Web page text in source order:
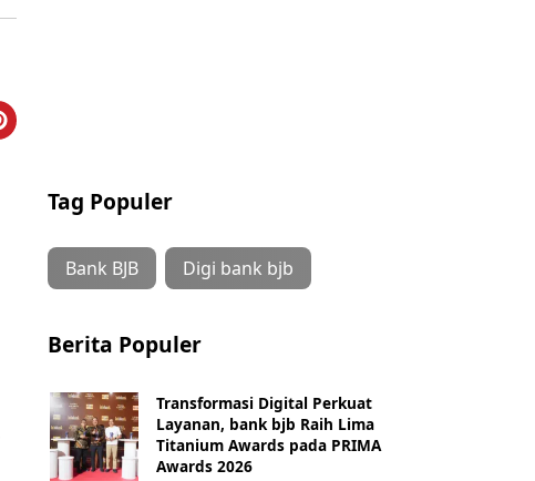
Tag Populer
Bank BJB Digi bank bjb
Berita Populer
Transformasi Digital Perkuat
Layanan, bank bjb Raih Lima
Titanium Awards pada PRIMA
Awards 2026